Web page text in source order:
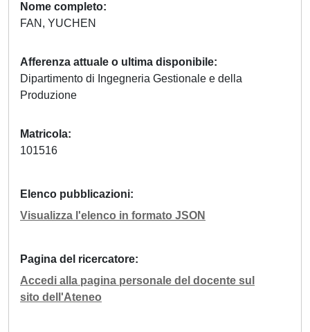
Nome completo
FAN, YUCHEN
Afferenza attuale o ultima disponibile
Dipartimento di Ingegneria Gestionale e della
Produzione
Matricola
101516
Elenco pubblicazioni
Visualizza l'elenco in formato JSON
Pagina del ricercatore
Accedi alla pagina personale del docente sul
sito dell'Ateneo